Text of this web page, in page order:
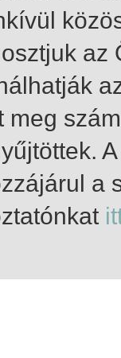
meg
a